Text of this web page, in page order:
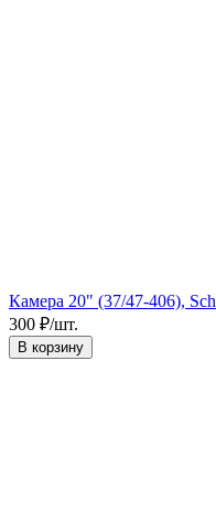
Камера 20" (37/47-406),
300 ₽/шт.
В корзину